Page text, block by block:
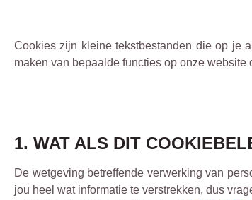
Cookies zijn kleine tekstbestanden die op je
maken van bepaalde functies op onze
1. WAT ALS DIT
De wetgeving betreffende verwerking van
jou heel wat informatie te verstrekken, dus